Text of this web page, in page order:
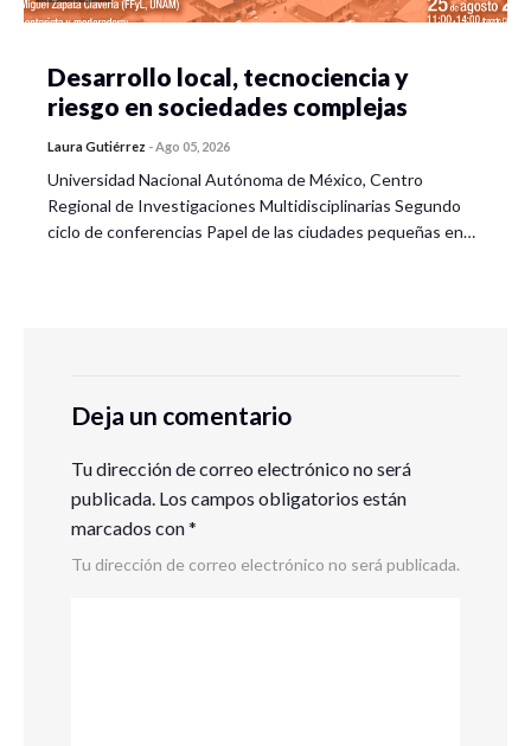
Desarrollo local, tecnociencia y
riesgo en sociedades complejas
Laura Gutiérrez -Ago 05, 2026
Universidad Nacional Autónoma de México, Centro
Regional de Investigaciones Multidisciplinarias Segundo
ciclo de conferencias Papel de las ciudades pequeñas en…
Deja un comentario
Tu dirección de correo electrónico no será
publicada. Los campos obligatorios están
marcados con*
Tu dirección de correo electrónico no será publicada.